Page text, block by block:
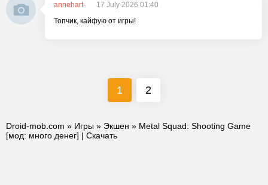
annehart-
17 July 2026 01:40
Топчик, кайфую от игры!
1 2
Droid-mob.com » Игры » Экшен » Metal Squad: Shooting Game
[мод: много денег] | Скачать